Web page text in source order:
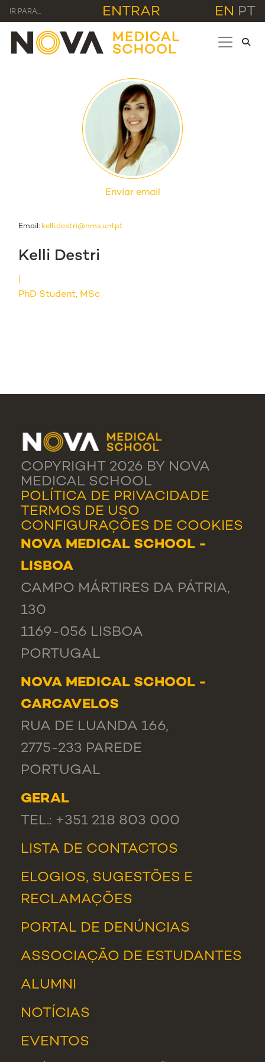
IR PARA... ENTRAR EN PT
Enviar email
Email: kelli.destri@nms.unl.pt
Kelli Destri
PhD Student, MSc
COPYRIGHT 2026 BY NOVA
MEDICAL SCHOOL
POLÍTICA DE PRIVACIDADE
TERMOS DE USO
CONFIGURAÇÕES DE COOKIES
NOVA MEDICAL SCHOOL -
LISBOA
CAMPO MÁRTIRES DA PÁTRIA,
130
1169-056 LISBOA
PORTUGAL
NOVA MEDICAL SCHOOL -
CARCAVELOS
RUA DE LUANDA 166,
2775-233 PAREDE
PORTUGAL
GERAL
TEL.: +351 218 803 000
LISTA DE CONTACTOS
ELOGIOS, SUGESTÕES E
RECLAMAÇÕES
PORTAL DE DENÚNCIAS
ASSOCIAÇÃO DE ESTUDANTES
ALUMNI
NOTÍCIAS
EVENTOS